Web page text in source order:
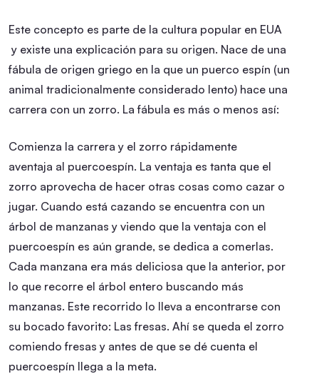
Este concepto es parte de la cultura popular en EUA
y existe una explicación para su origen. Nace de una
fábula de origen griego en la que un puerco espín (un
animal tradicionalmente considerado lento) hace una
carrera con un zorro. La fábula es más o menos así:
Comienza la carrera y el zorro rápidamente
aventaja al puercoespín. La ventaja es tanta que el
zorro aprovecha de hacer otras cosas como cazar o
jugar. Cuando está cazando se encuentra con un
árbol de manzanas y viendo que la ventaja con el
puercoespín es aún grande, se dedica a comerlas.
Cada manzana era más deliciosa que la anterior, por
lo que recorre el árbol entero buscando más
manzanas. Este recorrido lo lleva a encontrarse con
su bocado favorito: Las fresas. Ahí se queda el zorro
comiendo fresas y antes de que se dé cuenta el
puercoespín llega a la meta.